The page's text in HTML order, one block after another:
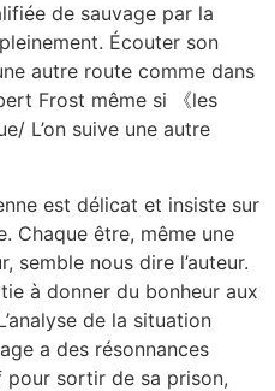
de sauvage par la
Écouter son
autre route comme dans
Frost même si 《les
L’on suive une autre
est délicat et insiste sur
Chaque être, même une
semble nous dire l’auteur.
à donner du bonheur aux
de la situation
a des résonnances
pour sortir de sa prison,